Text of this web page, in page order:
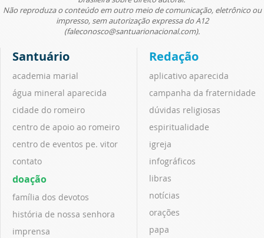
Não reproduza o conteúdo em outro meio de comunicação, eletrônico ou
impresso, sem autorização expressa do A12
(faleconosco@santuarionacional.com).
Santuário
academia marial
água mineral aparecida
cidade do romeiro
centro de apoio ao romeiro
centro de eventos pe. vitor
contato
doação
família dos devotos
história de nossa senhora
imprensa
Redação
aplicativo aparecida
campanha da fraternidade
dúvidas religiosas
espiritualidade
igreja
infográficos
libras
notícias
orações
papa